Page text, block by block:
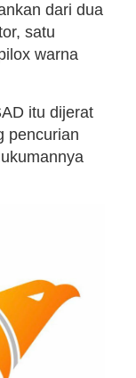
dari dua
satu
warna
itu dijerat
pencurian